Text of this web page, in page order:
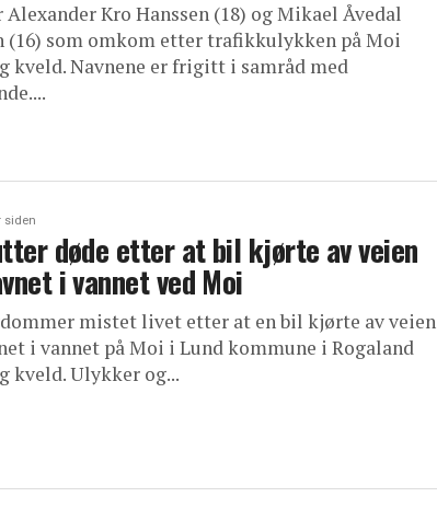
Alexander Kro Hanssen (18) og Mikael Åvedal
(16) som omkom etter trafikkulykken på Moi
kveld. Navnene er frigitt i samråd med
siden
døde etter at bil kjørte av veien
i vannet ved Moi
mistet livet etter at en bil kjørte av veien
i vannet på Moi i Lund kommune i Rogaland
kveld. Ulykker og...